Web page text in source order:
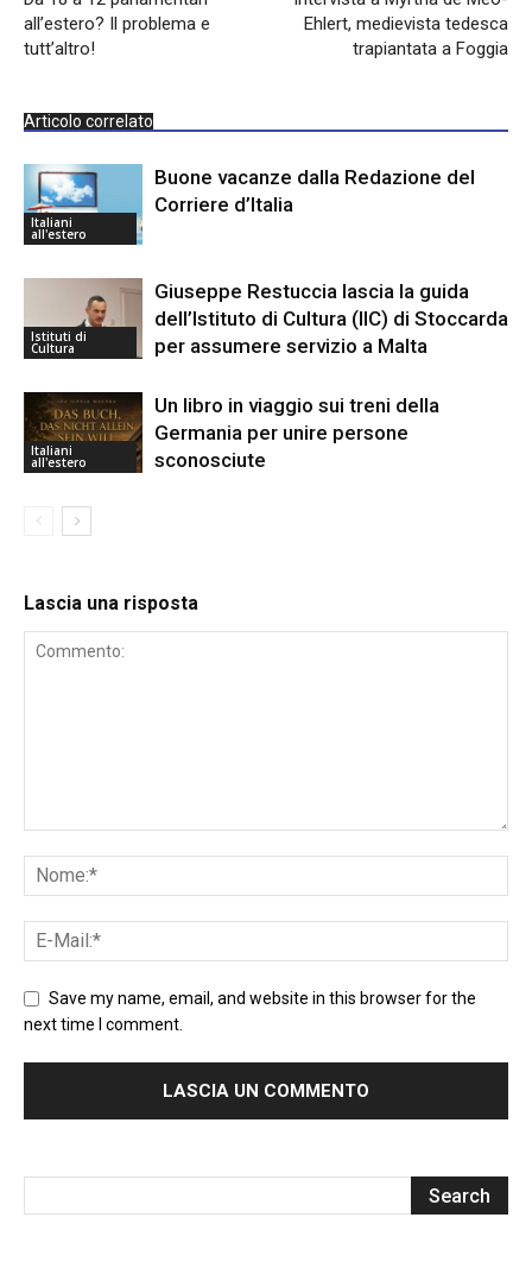
all’estero? Il problema e
tutt’altro!
Ehlert, medievista tedesca
trapiantata a Foggia
Articolo correlato
Italiani
all'estero
Buone vacanze dalla Redazione del
Corriere d’Italia
Istituti di
Cultura
Giuseppe Restuccia lascia la guida
dell’Istituto di Cultura (IIC) di Stoccarda
per assumere servizio a Malta
Italiani
all'estero
Un libro in viaggio sui treni della
Germania per unire persone
sconosciute
Lascia una risposta
Save my name, email, and website in this browser for the
next time I comment.